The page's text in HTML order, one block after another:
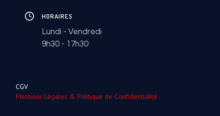
HORAIRES
Lundi - Vendredi
9h30 - 17h30
CGV
Mentions Légales & Politique de Confidentialité